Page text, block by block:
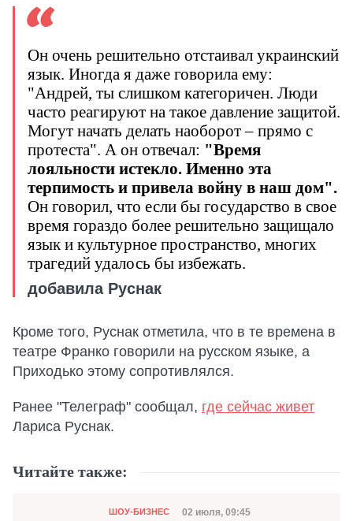
Он очень решительно отстаивал украинский
язык. Иногда я даже говорила ему:
"Андрей, ты слишком категоричен. Люди
часто реагируют на такое давление защитой.
Могут начать делать наоборот – прямо с
протеста". А он отвечал: "Время
лояльности истекло. Именно эта
терпимость и привела войну в наш дом".
Он говорил, что если бы государство в свое
время гораздо более решительно защищало
язык и культурное пространство, многих
трагедий удалось бы избежать.
добавила Руснак
Кроме того, Руснак отметила, что в те времена в
театре Франко говорили на русском языке, а
Приходько этому сопротивлялся.
Ранее "Телеграф" сообщал, где сейчас живет
Лариса Руснак.
Читайте также:
Категория
ШОУ-БИЗНЕС Дата публикации
02 июля, 09:45